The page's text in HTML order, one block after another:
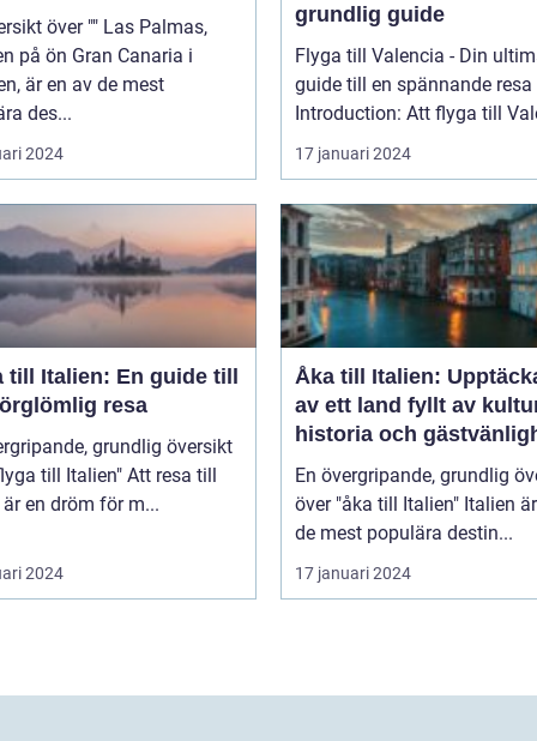
över "" Las Palmas,
på ön Gran Canaria i
är en av de mest
des...
2024
grundlig guide
Flyga till Valencia - Din
guide till en spännande resa
Introduction: Att flyga till
17 januari 2024
till Italien: En guide till
resa
grundlig översikt
till Italien" Att resa till
en dröm för m...
2024
Åka till Italien:
av ett land fyllt av
historia och
En övergripande, grundlig
över "åka till Italien" Italien är en av
de mest populära destin...
17 januari 2024